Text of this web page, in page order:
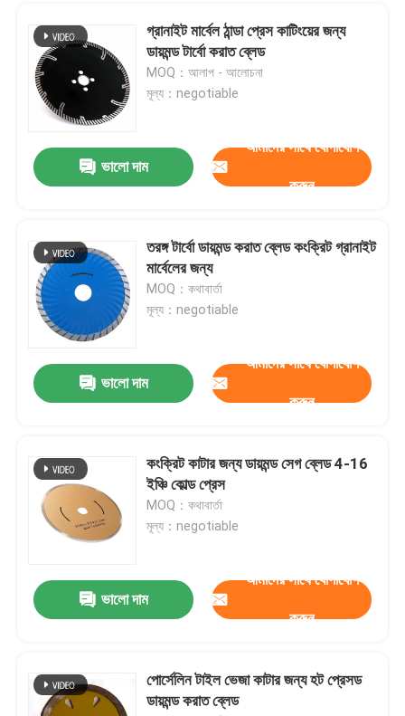
যোগাযোগ করুন
উদ্ধৃতির জন্য আবেদন
এইচএসএস ড্রিল বিট
চাদর ড্রিল বিট
break
ড্রিল বিট সেট
দ্বি মেটাল হোল দেখেছি
এইচএসএস হোল দেখেছি
গ্রানাইট মার্বেল ঠান্ডা প্রেস কাটিংয়ের জন্য
ডায়মন্ড টার্বো করাত ব্লেড
MOQ：আলাপ - আলোচনা
মূল্য：negotiable
ভালো দাম
আমাদের সাথে যোগাযোগ
করুন
তরঙ্গ টার্বো ডায়মন্ড করাত ব্লেড কংক্রিট গ্রানাইট
মার্বেলের জন্য
MOQ：কথাবার্তা
মূল্য：negotiable
ভালো দাম
আমাদের সাথে যোগাযোগ
করুন
কংক্রিট কাটার জন্য ডায়মন্ড সেগ ব্লেড 4-16
ইঞ্চি কোল্ড প্রেস
MOQ：কথাবার্তা
মূল্য：negotiable
ভালো দাম
আমাদের সাথে যোগাযোগ
করুন
পোর্সেলিন টাইল ভেজা কাটার জন্য হট প্রেসড
ডায়মন্ড করাত ব্লেড